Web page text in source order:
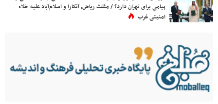
پیامی برای تهران دارد؟ / مثلث ریاض، آنکارا و اسلام‌آباد علیه خلاء
امنیتی غرب